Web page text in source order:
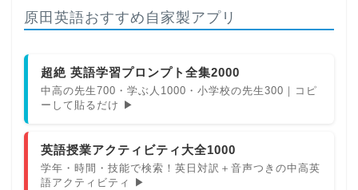
原田英語おすすめ自家製アプリ
超絶 英語学習プロンプト全集2000
中高の先生700・学ぶ人1000・小学校の先生300｜コピ
ーして貼るだけ ▶
英語授業アクティビティ大全1000
学年・時間・技能で検索！英日対訳＋音声つきの中高英
語アクティビティ ▶